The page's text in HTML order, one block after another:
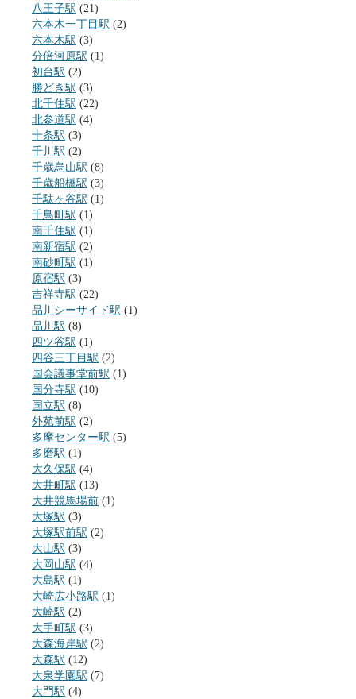
八王子駅 (21)
六本木一丁目駅 (2)
六本木駅 (3)
分倍河原駅 (1)
初台駅 (2)
勝どき駅 (3)
北千住駅 (22)
北参道駅 (4)
十条駅 (3)
千川駅 (2)
千歳烏山駅 (8)
千歳船橋駅 (3)
千駄ヶ谷駅 (1)
千鳥町駅 (1)
南千住駅 (1)
南新宿駅 (2)
南砂町駅 (1)
原宿駅 (3)
吉祥寺駅 (22)
品川シーサイド駅 (1)
品川駅 (8)
四ツ谷駅 (1)
四谷三丁目駅 (2)
国会議事堂前駅 (1)
国分寺駅 (10)
国立駅 (8)
外苑前駅 (2)
多摩センター駅 (5)
多磨駅 (1)
大久保駅 (4)
大井町駅 (13)
大井競馬場前 (1)
大塚駅 (3)
大塚駅前駅 (2)
大山駅 (3)
大岡山駅 (4)
大島駅 (1)
大崎広小路駅 (1)
大崎駅 (2)
大手町駅 (3)
大森海岸駅 (2)
大森駅 (12)
大泉学園駅 (7)
大門駅 (4)